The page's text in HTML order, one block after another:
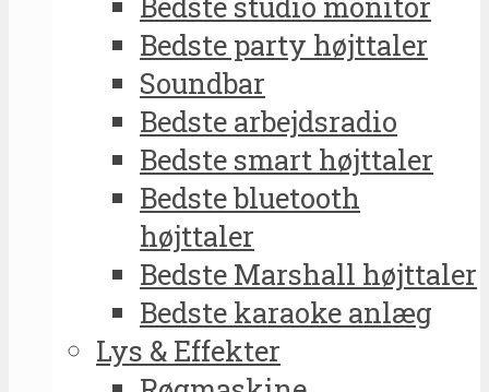
Bedste party højttaler
Soundbar
Bedste arbejdsradio
Bedste smart højttaler
Bedste bluetooth
højttaler
Bedste Marshall højttaler
Bedste karaoke anlæg
Lys & Effekter